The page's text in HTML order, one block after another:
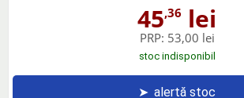
45,36 lei
PRP: 53,00 lei
stoc indisponibil
➤ alertă stoc